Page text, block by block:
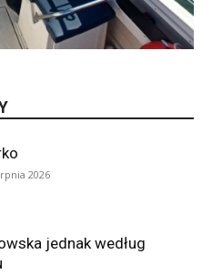
2026
jednak według